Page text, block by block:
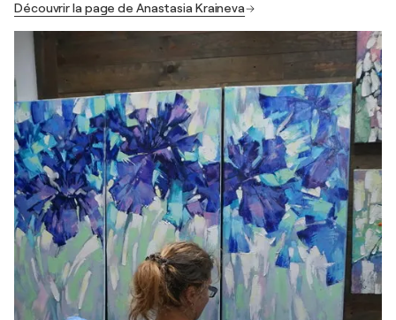
Découvrir la page de Anastasia Kraineva